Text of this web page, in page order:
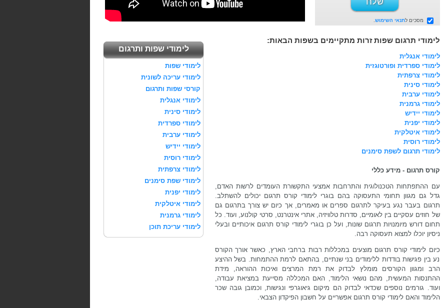
מסכים לתנאי השימוש
לימודי תרגום שפות זרות מתקיימים בשפות הבאות:
לימודי אנגלית
לימודי ספרדית ופורטוגזית
לימודי צרפתית
לימודי סינית
לימודי ערבית
לימודי גרמנית
לימודי יידיש
לימודי יפנית
לימודי איטלקית
לימודי רוסית
לימודי תרגום לשפת סימנים
קורס תרגום - מידע כללי
עם ההתפתחות הטכנולוגית והתרחבות אמצעי התקשורת העומדים לרשות האדם,
גדל גם מגוון תחומי התעסוקה בהם בוגרי לימודי קורס תרגום יכולים להשתלב.
תרגום בעבר נגע בעיקר לתרגום ספרים או מאמרים, אך כיום יש צורך בתרגום גם
של חוזים עסקיים בין לאומיים, סדרות טלוויזיה, אתרי אינטרנט, סרטי קולנוע, ועוד. כל
תחום דורש מיומנויות תרגום שונות, ועל כן בוגרי לימודי קורס תרגום איכותיים ובעלי
ניסיון יוכלו למצוא תעסוקה רבה.
כיום לימודי קורס תרגום מוצעים במכללות רבות ברחבי הארץ, כאשר אורך הקורס
נע בין פגישות בודדות ללימודים בני שנתיים, בהתאם לרמת ההתמחות. בשל ההיצע
הרב ומגוון הקורסים מומלץ לבדוק את רמת המרצים ואיכות ההוראה, מידת
ההתנסות המעשית, מהם נושאי הלימוד, האם המכללה מסייעת במציאת עבודה,
ועוד. גורמים נוספים שכדאי לבדוק הם מיקום גיאוגרפי ונגישות, וכמובן גובה שכר
הלימוד והאם לימודי קורס תרגום אפשריים על חשבון הפיקדון הצבאי.
לימודי שפות ותרגום
לימודי שפות
לימודי עריכה לשונית
קורסי שפות ותרגום
לימודי אנגלית
לימודי סינית
לימודי ספרדית
לימודי ערבית
לימודי יידיש
לימודי רוסית
לימודי צרפתית
לימודי שפת סימנים
לימודי יפנית
לימודי איטלקית
לימודי גרמנית
לימודי עריכת תוכן